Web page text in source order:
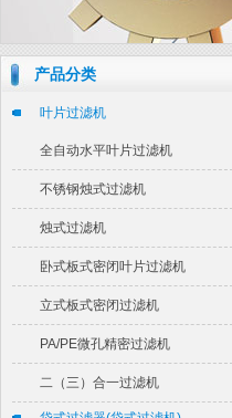
产品分类
叶片过滤机
全自动水平叶片过滤机
不锈钢烛式过滤机
烛式过滤机
卧式板式密闭叶片过滤机
立式板式密闭过滤机
PA/PE微孔精密过滤机
二（三）合一过滤机